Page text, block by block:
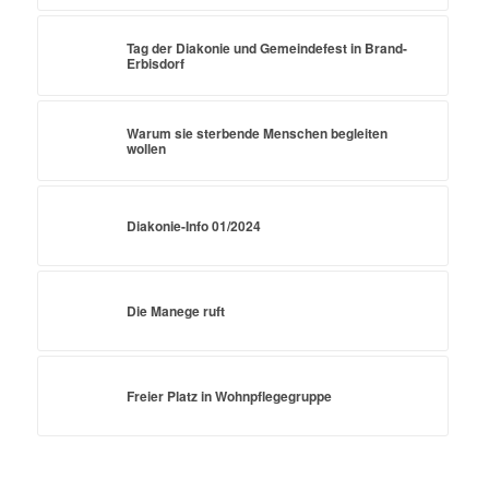
Tag der Diakonie und Gemeindefest in Brand-
Erbisdorf
Warum sie sterbende Menschen begleiten
wollen
Diakonie-Info 01/2024
Die Manege ruft
Freier Platz in Wohnpflegegruppe